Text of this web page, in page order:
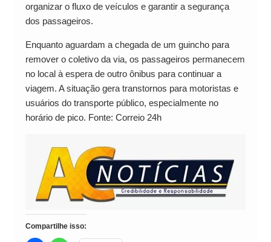
organizar o fluxo de veículos e garantir a segurança
dos passageiros.
Enquanto aguardam a chegada de um guincho para
remover o coletivo da via, os passageiros permanecem
no local à espera de outro ônibus para continuar a
viagem. A situação gera transtornos para motoristas e
usuários do transporte público, especialmente no
horário de pico. Fonte: Correio 24h
Compartilhe isso: